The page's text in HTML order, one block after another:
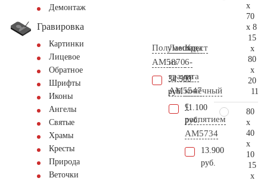
Демонтаж
Гравировка
Картинки
Лицевое
Обратное
Шрифты
Иконы
Ангелы
Святые
Храмы
Кресты
Природа
Веточки
Полумесяц
AM5870
34.500
руб.
Лампада
из
гранита
AM5547
11.100
руб.
Крест
6-
ти
конечный
с
распятием
AM5734
13.900
руб.
x
70
x 8
15
x
80
x
20
80
x
40
x
10
15
x